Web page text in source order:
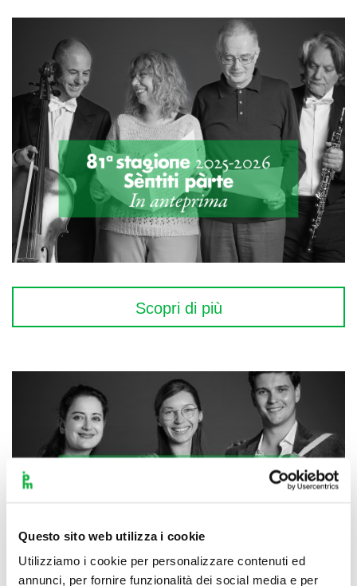
Questo sito web utilizza i cookie
Utilizziamo i cookie per personalizzare contenuti ed
annunci, per fornire funzionalità dei social media e per
Scopri di più